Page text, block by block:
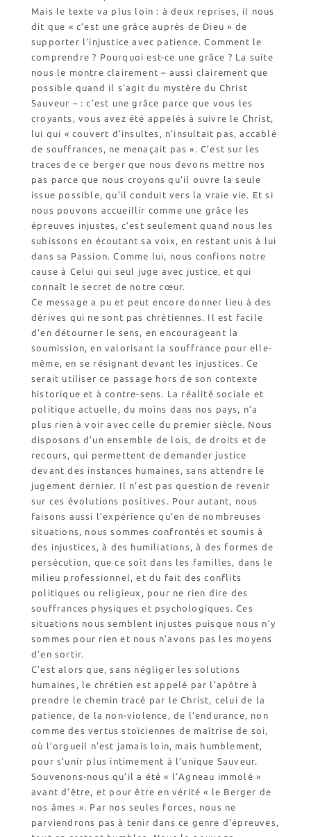
Mais le texte va plus loin : à deux reprises, il nous
dit que « c’est une grâce auprès de Dieu » de
supporter l’injustice avec patience. Comment le
comprendre ? Pourquoi est-ce une grâce ? La suite
nous le montre clairement – aussi clairement que
possible quand il s’agit du mystère du Christ
Sauveur – : c’est une grâce parce que vous les
croyants, vous avez été appelés à suivre le Christ,
lui qui « couvert d’insultes, n’insultait pas, accablé
de souffrances, ne menaçait pas ». C’est sur les
traces de ce berger que nous devons mettre nos
pas parce que nous croyons qu’il ouvre la seule
issue possible, qu’il conduit vers la vraie vie. Et si
nous pouvons accueillir comme une grâce les
épreuves injustes, c’est seulement quand nous les
subissons en écoutant sa voix, en restant unis à lui
dans sa Passion. Comme lui, nous confions notre
cause à Celui qui seul juge avec justice, et qui
connaît le secret de notre cœur.
Ce message a pu et peut encore donner lieu à des
dérives qui ne sont pas chrétiennes. Il est facile
d’en détourner le sens, en encourageant la
soumission, en valorisant la souffrance pour elle-
même, en se résignant devant les injustices. Ce
serait utiliser ce passage hors de son contexte
historique et à contre-sens. La réalité sociale et
politique actuelle, du moins dans nos pays, n’a
plus rien à voir avec celle du premier siècle. Nous
disposons d’un ensemble de lois, de droits et de
recours, qui permettent de demander justice
devant des instances humaines, sans attendre le
jugement dernier. Il n’est pas question de revenir
sur ces évolutions positives. Pour autant, nous
faisons aussi l’expérience qu’en de nombreuses
situations, nous sommes confrontés et soumis à
des injustices, à des humiliations, à des formes de
persécution, que ce soit dans les familles, dans le
milieu professionnel, et du fait des conflits
politiques ou religieux, pour ne rien dire des
souffrances physiques et psychologiques. Ces
situations nous semblent injustes puisque nous n’y
sommes pour rien et nous n’avons pas les moyens
d’en sortir.
C’est alors que, sans négliger les solutions
humaines, le chrétien est appelé par l’apôtre à
prendre le chemin tracé par le Christ, celui de la
patience, de la non-violence, de l’endurance, non
comme des vertus stoïciennes de maîtrise de soi,
où l’orgueil n’est jamais loin, mais humblement,
pour s’unir plus intimement à l’unique Sauveur.
Souvenons-nous qu’il a été « l’Agneau immolé »
avant d’être, et pour être en vérité « le Berger de
nos âmes ». Par nos seules forces, nous ne
parviendrons pas à tenir dans ce genre d’épreuves,